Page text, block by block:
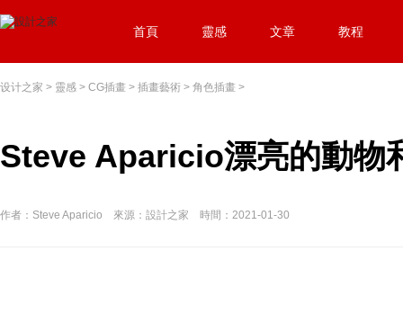
首頁 靈感 文章 教程
设计之家 > 靈感 > CG插畫 > 插畫藝術 > 角色插畫 >
Steve Aparicio漂亮的動物
作者：Steve Aparicio 來源：設計之家 時間：2021-01-30